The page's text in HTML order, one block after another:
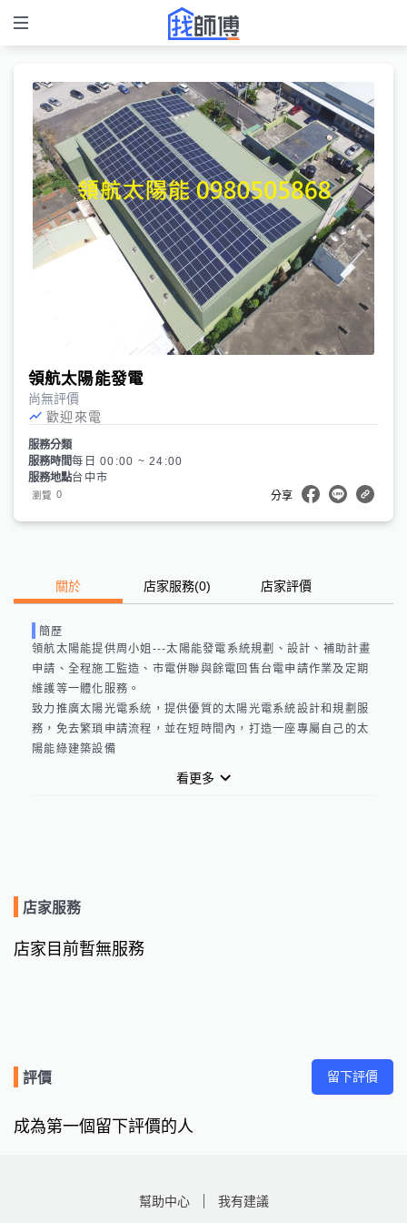
領航太陽能發電
尚無評價
歡迎來電
服務分類
服務時間每日 00:00 ~ 24:00
服務地點台中市
瀏覽 0 分享
關於 店家服務(0) 店家評價
簡歷
領航太陽能提供周小姐---太陽能發電系統規劃、設計、補助計畫
申請、全程施工監造、市電併聯與餘電回售台電申請作業及定期
維護等一體化服務。
致力推廣太陽光電系統，提供優質的太陽光電系統設計和規劃服
務，免去繁瑣申請流程，並在短時間內，打造一座專屬自己的太
陽能綠建築設備
看更多
店家服務
店家目前暫無服務
評價 留下評價
成為第一個留下評價的人
幫助中心 我有建議